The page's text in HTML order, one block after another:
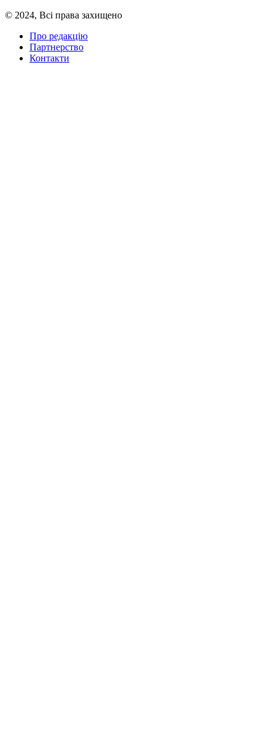
© 2024, Всі права захищено
Про редакцію
Партнерство
Контакти